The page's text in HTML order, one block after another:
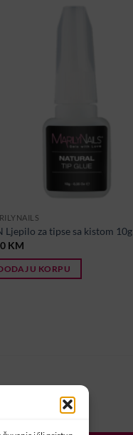
Ljepilo za tipse sa kistom 10g
KM
U KORPU
nam na email: